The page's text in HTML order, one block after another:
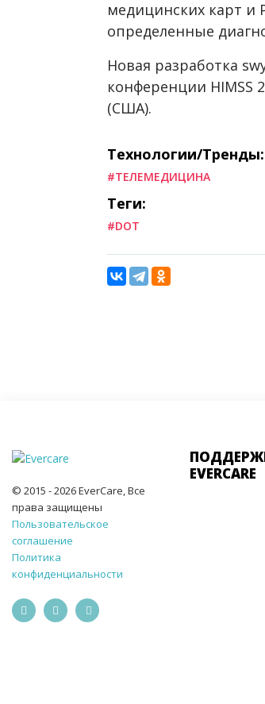
медицинских карт и
определенные
Новая разработка
конференции HIMSS
(США).
Технологии/Тренды:
#ТЕЛЕМЕДИЦИНА
Теги:
#DOT
© 2015 - 2026 EverCare, Все
права защищены
Пользовательское
соглашение
Политика
конфиденциальности
EVERCARE